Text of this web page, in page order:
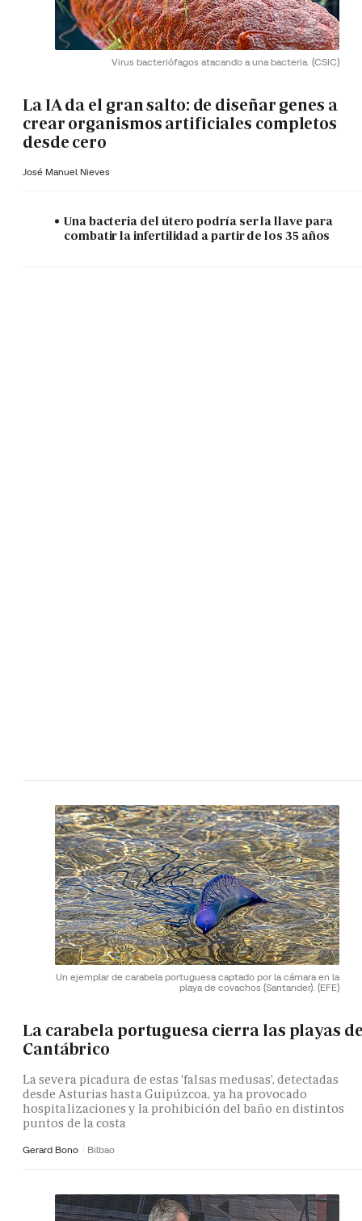
Virus bacteriófagos atacando a una bacteria. (CSIC)
La IA da el gran salto: de diseñar genes a
crear organismos artificiales completos
desde cero
José Manuel Nieves
Una bacteria del útero podría ser la llave para
combatir la infertilidad a partir de los 35 años
Un ejemplar de carabela portuguesa captado por la cámara en la
playa de covachos (Santander). (EFE)
La carabela portuguesa cierra las playas
Cantábrico
La severa picadura de estas 'falsas medusas', detectadas
desde Asturias hasta Guipúzcoa, ya ha provocado
hospitalizaciones y la prohibición del baño en distintos
puntos de la costa
Gerard Bono Bilbao